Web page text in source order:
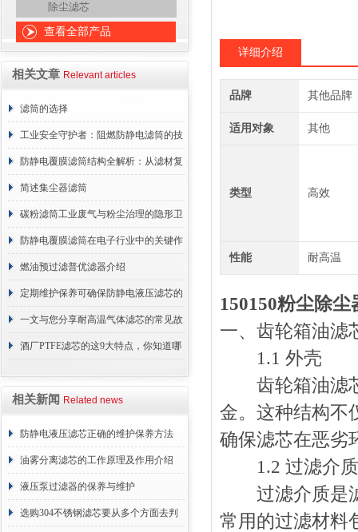
除尘滤芯
查看全部产品
相关文章 Relevant articles
滤筒的选择
工业安全守护者：阻燃防静电滤筒的技
术原理与应用解析
防静电覆膜滤筒结构全解析：从滤材复
合到整体成型
简述集尘器滤筒
碳粉滤筒工业废气与粉尘治理的隐形卫
士
防静电覆膜滤筒在电子行业中的关键作
用
燃油预过滤普优滤器介绍
定期维护保养可确保防静电液压滤芯的
正常工作
一文与您分享耐高温气体滤芯的常见故
障相应解决方法
酒厂PTFE滤芯的这9大特点，你知道哪
相关新闻 Related news
防静电液压滤芯正确的维护保养方法
油雾分离滤芯的工作原理及作用介绍
液压泵过滤器的保养与维护
选购304不锈钢滤芯要从多个方面去判
详细介绍
品牌 其他品牌
适用对象 其他
类型 高效
性能 耐高温
150150粉尘除
一、齿轮箱油滤
1.1 外壳
齿轮箱油滤芯
金。这种结构不
确保滤芯在恶劣
1.2 过滤介质
过滤介质是滤
常用的过滤材料